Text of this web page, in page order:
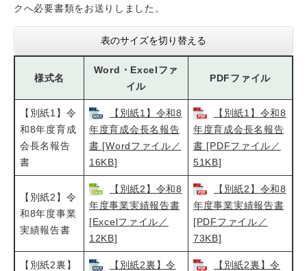
クへ必要書類をお送りしました。
表のサイズを切り替える
様式名
Word・Excelファ
イル
PDFファイル
【別紙1】令
和8年度育成
会長名報告
書
【別紙1】令和8
年度育成会長名報告
書 [Wordファイル／
16KB]
【別紙1】令和8
年度育成会長名報告
書 [PDFファイル／
51KB]
【別紙2】令
和8年度事業
実績報告書
【別紙2】令和8
年度事業実績報告書
[Excelファイル／
12KB]
【別紙2】令和8
年度事業実績報告書
[PDFファイル／
73KB]
【別紙2裏】
【別紙2裏】令
【別紙2裏】令